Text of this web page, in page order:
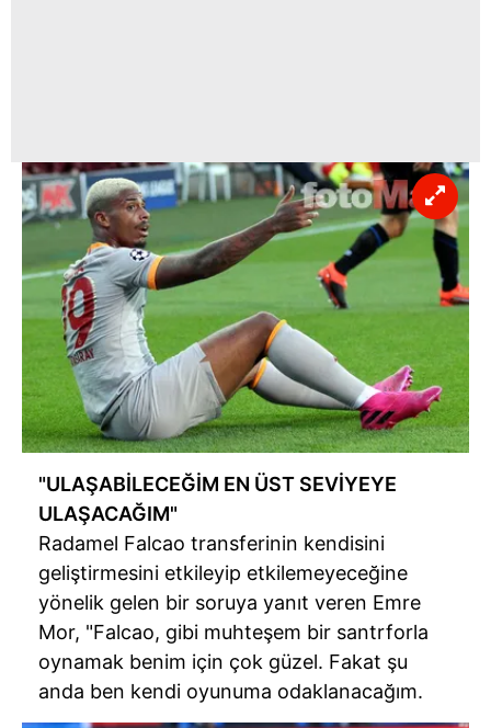
"ULAŞABİLECEĞİM EN ÜST SEVİYEYE
ULAŞACAĞIM"
Radamel Falcao transferinin kendisini
geliştirmesini etkileyip etkilemeyeceğine
yönelik gelen bir soruya yanıt veren Emre
Mor, "Falcao, gibi muhteşem bir santrforla
oynamak benim için çok güzel. Fakat şu
anda ben kendi oyunuma odaklanacağım.